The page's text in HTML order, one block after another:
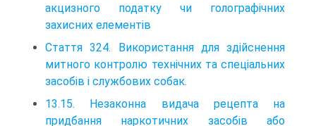
акцизного податку чи голографічних
захисних елементів
Стаття 324. Використання для здійснення
митного контролю технічних та спеціальних
за­собів і службових собак.
13.15. Незаконна видача рецепта на
придбання наркотичних засобів або